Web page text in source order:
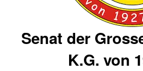
Senat der
K.G. von